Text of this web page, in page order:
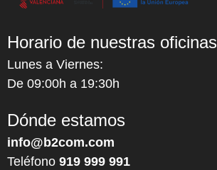
Horario de nuestras oficinas
Lunes a Viernes:
De 09:00h a 19:30h
Dónde estamos
info@b2com.com
Teléfono 919 999 991